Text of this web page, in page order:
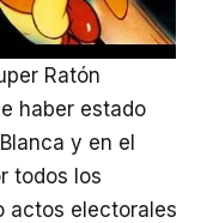
Ratón
haber estado
y en el
todos los
actos electorales